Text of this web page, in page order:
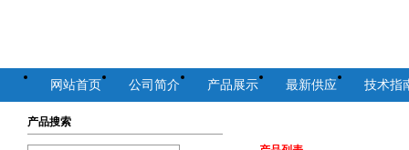
网站首页 公司简介 产品展示 最新供应 技术指
产品搜索